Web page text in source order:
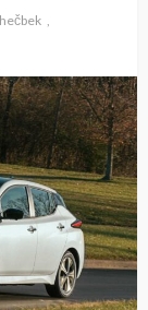
hečbek